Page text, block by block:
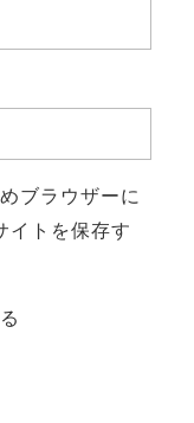
ブラウザーに
イトを保存す